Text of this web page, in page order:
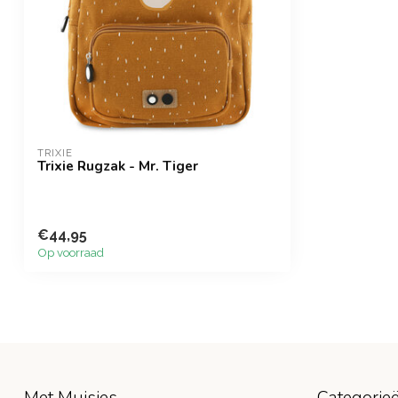
TRIXIE
Trixie Rugzak - Mr. Tiger
€44,95
Op voorraad